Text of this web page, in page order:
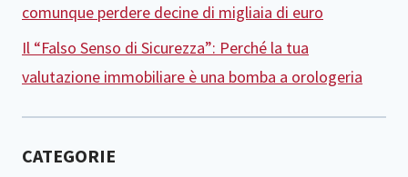
comunque perdere decine di migliaia di euro
Il “Falso Senso di Sicurezza”: Perché la tua
valutazione immobiliare è una bomba a orologeria
CATEGORIE